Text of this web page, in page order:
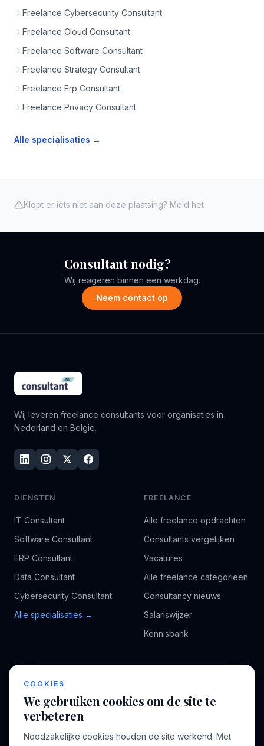
Freelance Cybersecurity Consultant
Freelance Cloud Consultant
Freelance Software Consultant
Freelance Strategy Consultant
Freelance Erp Consultant
Freelance Privacy Consultant
Alle specialisaties →
Klopt er iets niet aan deze plaatsing? Meld het
Consultant nodig?
Wij reageren binnen een werkdag.
Neem contact op
Wij leveren freelance consultants voor organisaties in
Nederland en België.
DIENSTEN
IT Consultant
Software Consultant
ERP Consultant
Data Consultant
Cybersecurity Consultant
Alle specialisaties →
FREELANCE
Alle freelance opdrachten
Consultants vergelijken
Vacatures
Alle freelance categorieën
Consultancy nieuws
Salariswijzer
Kennisbank
BEDRIJF
Bedrijven
VOOR CONSULTANTS
Inloggen
COOKIES
We gebruiken cookies om de site te
verbeteren
Noodzakelijke cookies houden de site werkend. Met